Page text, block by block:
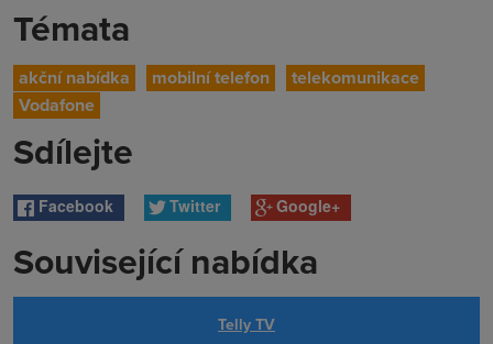
Témata
akční nabídka mobilní telefon
telekomunikace
Vodafone
Sdílejte
Facebook Twitter Google+
Související nabídka
Telly TV